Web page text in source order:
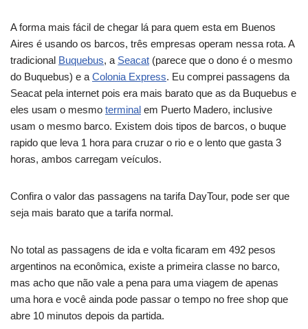
A forma mais fácil de chegar lá para quem esta em Buenos
Aires é usando os barcos, três empresas operam nessa rota. A
tradicional Buquebus, a Seacat (parece que o dono é o mesmo
do Buquebus) e a Colonia Express. Eu comprei passagens da
Seacat pela internet pois era mais barato que as da Buquebus e
eles usam o mesmo terminal em Puerto Madero, inclusive
usam o mesmo barco. Existem dois tipos de barcos, o buque
rapido que leva 1 hora para cruzar o rio e o lento que gasta 3
horas, ambos carregam veículos.
Confira o valor das passagens na tarifa DayTour, pode ser que
seja mais barato que a tarifa normal.
No total as passagens de ida e volta ficaram em 492 pesos
argentinos na econômica, existe a primeira classe no barco,
mas acho que não vale a pena para uma viagem de apenas
uma hora e você ainda pode passar o tempo no free shop que
abre 10 minutos depois da partida.